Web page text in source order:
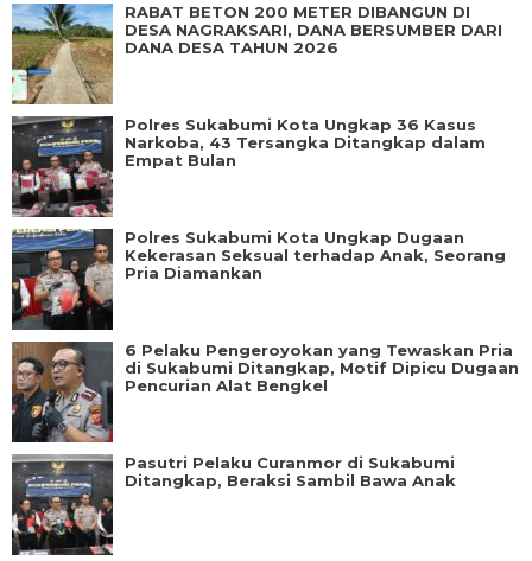
RABAT BETON 200 METER DIBANGUN DI
DESA NAGRAKSARI, DANA BERSUMBER DARI
DANA DESA TAHUN 2026
Polres Sukabumi Kota Ungkap 36 Kasus
Narkoba, 43 Tersangka Ditangkap dalam
Empat Bulan
Polres Sukabumi Kota Ungkap Dugaan
Kekerasan Seksual terhadap Anak, Seorang
Pria Diamankan
6 Pelaku Pengeroyokan yang Tewaskan Pria
di Sukabumi Ditangkap, Motif Dipicu Dugaan
Pencurian Alat Bengkel
Pasutri Pelaku Curanmor di Sukabumi
Ditangkap, Beraksi Sambil Bawa Anak